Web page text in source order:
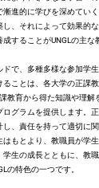
進的に学びを深めてい
、それによって効果的
成することがUNGLの主な
ドで、多種多様な参加学
ことは、各大学の正課
教育から得た知識や理解
グラムを提供します。
し、責任を持って適切に
はもとより、教職員が学
生の成長とともに、教
の特色の一つです。